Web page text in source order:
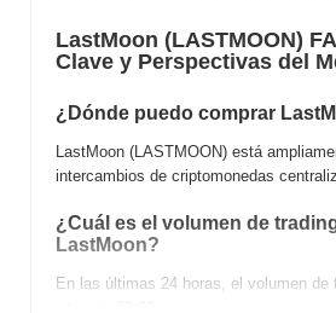
LastMoon (LASTMOON)
Clave y Perspectivas del
¿Dónde puedo comprar
LastMoon (LASTMOON) está
intercambios de criptomonedas
¿Cuál es el volumen de
LastMoon?
En las últimas 24 horas, el volumen de